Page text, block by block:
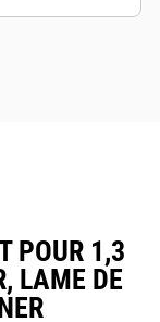
POUR 1,3
LAME DE